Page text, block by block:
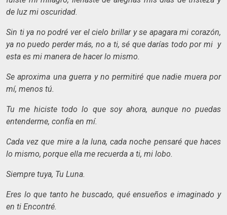
de luz mi oscuridad.
Sin ti ya no podré ver el cielo brillar y se apagara mi corazón,
ya no puedo perder más, no a ti, sé que darías todo por mi y
esta es mi manera de hacer lo mismo.
Se aproxima una guerra y no permitiré que nadie muera por
mí, menos tú.
Tu me hiciste todo lo que soy ahora, aunque no puedas
entenderme, confía en mí.
Cada vez que mire a la luna, cada noche pensaré que haces
lo mismo, porque ella me recuerda a ti, mi lobo.
Siempre tuya, Tu Luna.
Eres lo que tanto he buscado, qué ensueños e imaginado y
en ti Encontré.